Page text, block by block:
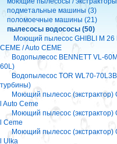
подметальные машины (3)
поломоечные машины (21)
пылесосы водососы (50)
Моющий пылесос GHIBLI M 26
CEME / Auto CEME
Водопылесос BENNETT VL-
60L)
Водопылесос TOR WL70-
турбины)
Моющий пылесос (экстрактор)
l Auto Ceme
Моющий пылесос (экстрактор)
l Ceme
Моющий пылесос (экстрактор)
l Ulka